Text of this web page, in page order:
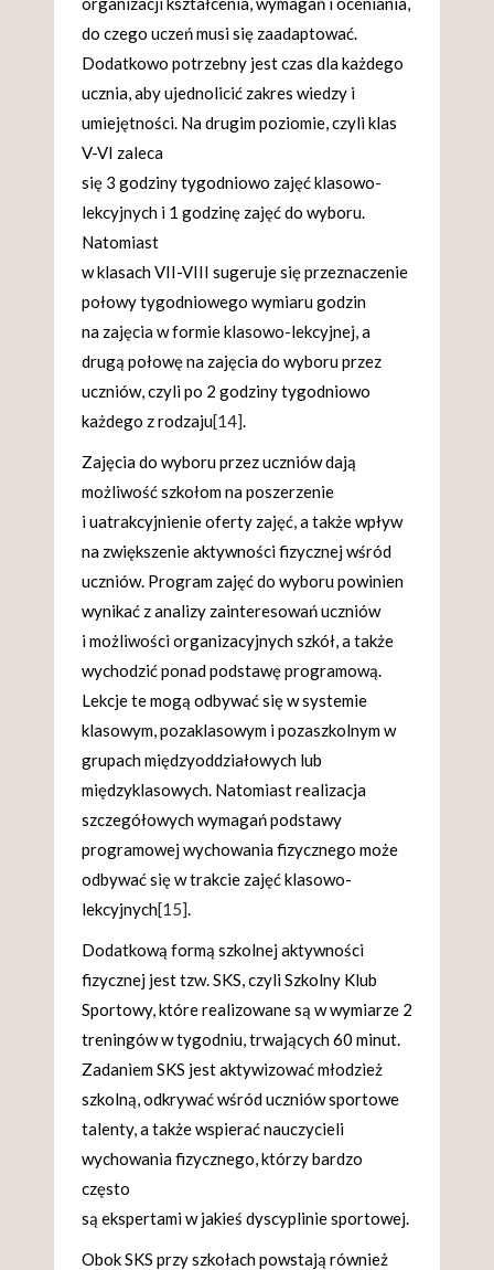
do czego uczeń musi się zaadaptować.
Dodatkowo potrzebny jest czas dla każdego
ucznia, aby ujednolicić zakres wiedzy i
umiejętności. Na drugim poziomie, czyli klas
V-VI zaleca
się 3 godziny tygodniowo zajęć klasowo-
lekcyjnych i 1 godzinę zajęć do wyboru.
Natomiast
w klasach VII-VIII sugeruje się przeznaczenie
połowy tygodniowego wymiaru godzin
na zajęcia w formie klasowo-lekcyjnej, a
drugą połowę na zajęcia do wyboru przez
uczniów, czyli po 2 godziny tygodniowo
każdego z rodzaju[14].
Zajęcia do wyboru przez uczniów dają
możliwość szkołom na poszerzenie
i uatrakcyjnienie oferty zajęć, a także wpływ
na zwiększenie aktywności fizycznej wśród
uczniów. Program zajęć do wyboru powinien
wynikać z analizy zainteresowań uczniów
i możliwości organizacyjnych szkół, a także
wychodzić ponad podstawę programową.
Lekcje te mogą odbywać się w systemie
klasowym, pozaklasowym i pozaszkolnym w
grupach międzyoddziałowych lub
międzyklasowych. Natomiast realizacja
szczegółowych wymagań podstawy
programowej wychowania fizycznego może
odbywać się w trakcie zajęć klasowo-
lekcyjnych[15].
Dodatkową formą szkolnej aktywności
fizycznej jest tzw. SKS, czyli Szkolny Klub
Sportowy, które realizowane są w wymiarze 2
treningów w tygodniu, trwających 60 minut.
Zadaniem SKS jest aktywizować młodzież
szkolną, odkrywać wśród uczniów sportowe
talenty, a także wspierać nauczycieli
wychowania fizycznego, którzy bardzo
często
są ekspertami w jakieś dyscyplinie sportowej.
Obok SKS przy szkołach powstają również